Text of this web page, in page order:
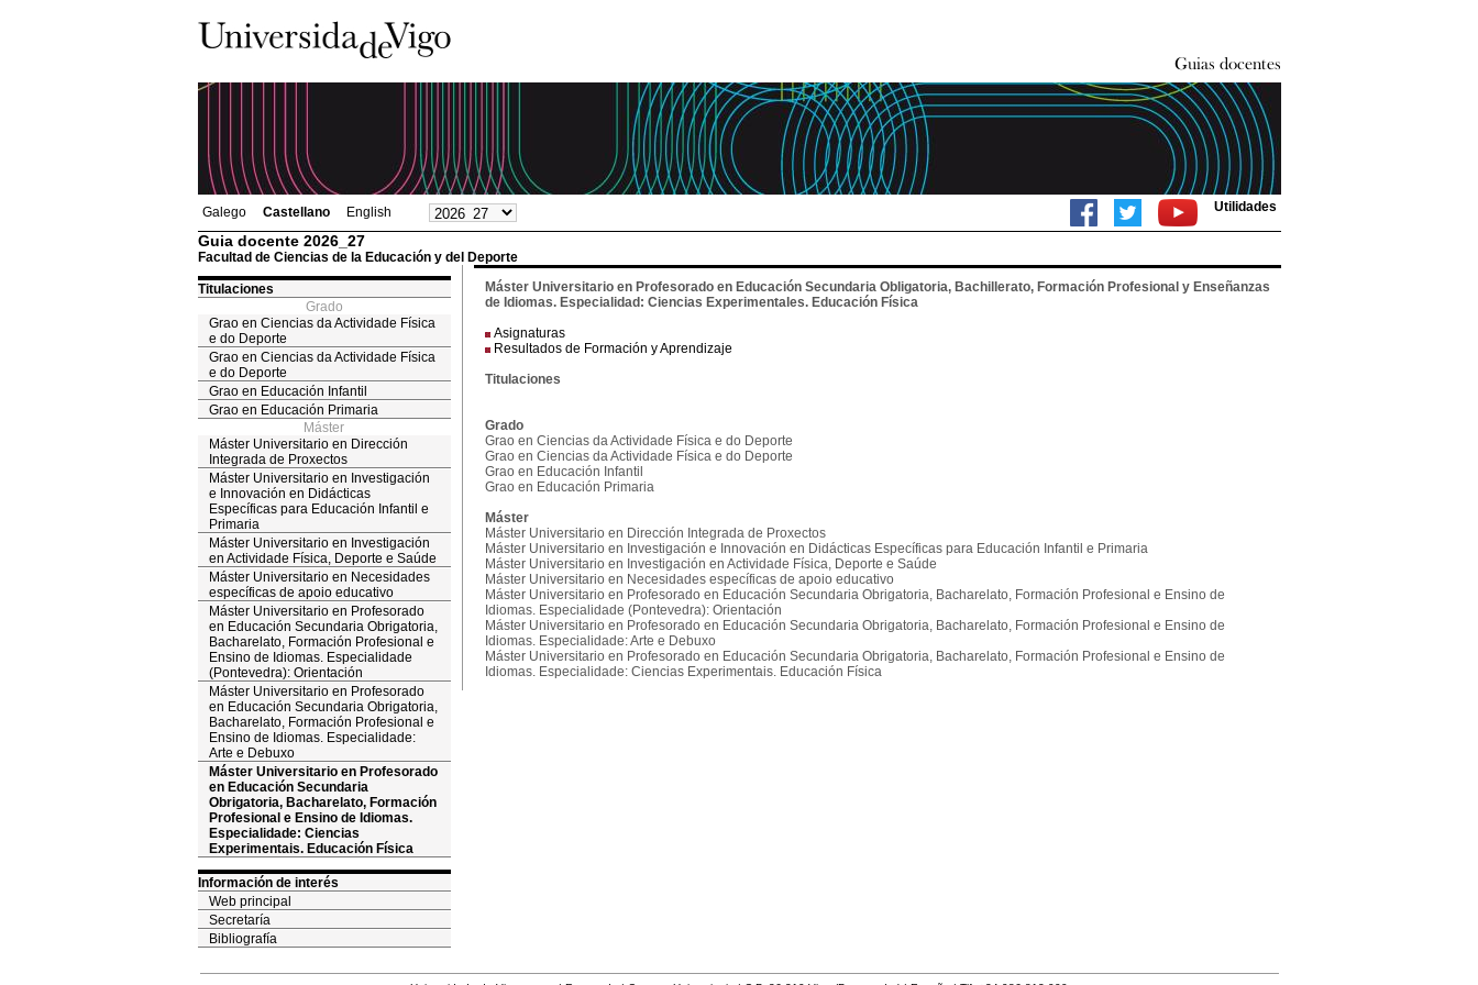
Galego Castellano English Utilidades
Guia docente 2026_27
Facultad de Ciencias de la Educación y del Deporte
Titulaciones
Grado
Grao en Ciencias da Actividade Física
e do Deporte
Grao en Ciencias da Actividade Física
e do Deporte
Grao en Educación Infantil
Grao en Educación Primaria
Máster
Máster Universitario en Dirección
Integrada de Proxectos
Máster Universitario en Investigación
e Innovación en Didácticas
Específicas para Educación Infantil e
Primaria
Máster Universitario en Investigación
en Actividade Física, Deporte e Saúde
Máster Universitario en Necesidades
específicas de apoio educativo
Máster Universitario en Profesorado
en Educación Secundaria Obrigatoria,
Bacharelato, Formación Profesional e
Ensino de Idiomas. Especialidade
(Pontevedra): Orientación
Máster Universitario en Profesorado
en Educación Secundaria Obrigatoria,
Bacharelato, Formación Profesional e
Ensino de Idiomas. Especialidade:
Arte e Debuxo
Máster Universitario en Profesorado
en Educación Secundaria
Obrigatoria, Bacharelato, Formación
Profesional e Ensino de Idiomas.
Especialidade: Ciencias
Experimentais. Educación Física
Información de interés
Web principal
Secretaría
Bibliografía
Máster Universitario en Profesorado en Educación Secundaria Obligatoria, Bachillerato, Formación Profesional y Enseñanzas
de Idiomas. Especialidad: Ciencias Experimentales. Educación Física
Asignaturas
Resultados de Formación y Aprendizaje
Titulaciones
Grado
Grao en Ciencias da Actividade Física e do Deporte
Grao en Ciencias da Actividade Física e do Deporte
Grao en Educación Infantil
Grao en Educación Primaria
Máster
Máster Universitario en Dirección Integrada de Proxectos
Máster Universitario en Investigación e Innovación en Didácticas Específicas para Educación Infantil e Primaria
Máster Universitario en Investigación en Actividade Física, Deporte e Saúde
Máster Universitario en Necesidades específicas de apoio educativo
Máster Universitario en Profesorado en Educación Secundaria Obrigatoria, Bacharelato, Formación Profesional e Ensino de
Idiomas. Especialidade (Pontevedra): Orientación
Máster Universitario en Profesorado en Educación Secundaria Obrigatoria, Bacharelato, Formación Profesional e Ensino de
Idiomas. Especialidade: Arte e Debuxo
Máster Universitario en Profesorado en Educación Secundaria Obrigatoria, Bacharelato, Formación Profesional e Ensino de
Idiomas. Especialidade: Ciencias Experimentais. Educación Física